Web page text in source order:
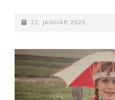
POSTED-
22. JANUAR 2025